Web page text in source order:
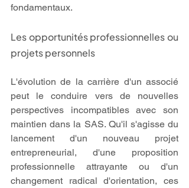
fondamentaux.
Les opportunités professionnelles ou
projets personnels
L'évolution de la carrière d'un associé
peut le conduire vers de nouvelles
perspectives incompatibles avec son
maintien dans la SAS. Qu'il s'agisse du
lancement d'un nouveau projet
entrepreneurial, d'une proposition
professionnelle attrayante ou d'un
changement radical d'orientation, ces